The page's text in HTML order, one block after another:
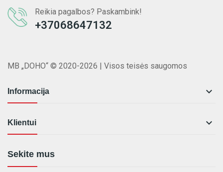
Reikia pagalbos? Paskambink!
+37068647132
MB „DOHO“ © 2020-2026 | Visos teisės saugomos
Informacija 
Klientui 
Sekite mus